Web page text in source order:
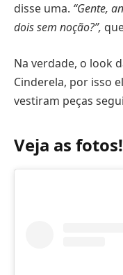
disse uma. “Gente,
dois sem noção?”,
Na verdade, o look
Cinderela, por isso
vestiram peças
Veja as fotos!